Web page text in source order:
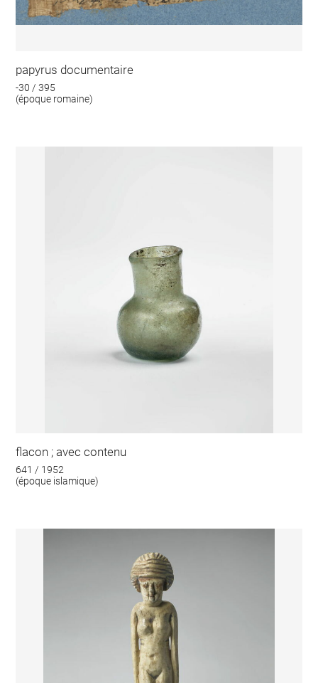
papyrus documentaire
-30 / 395
(époque romaine)
flacon ; avec contenu
641 / 1952
(époque islamique)